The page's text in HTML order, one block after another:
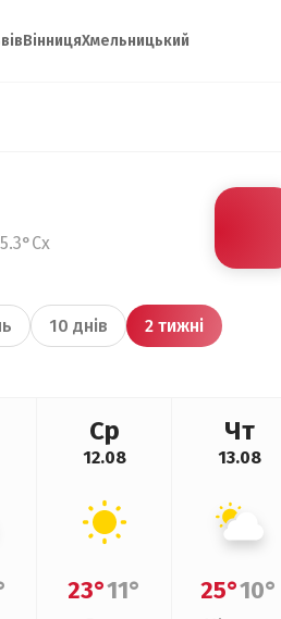
ВінницяХмельницький
10 днів 2 тижні
Ср
12.08
23°11°
Чт
13.08
25°10°